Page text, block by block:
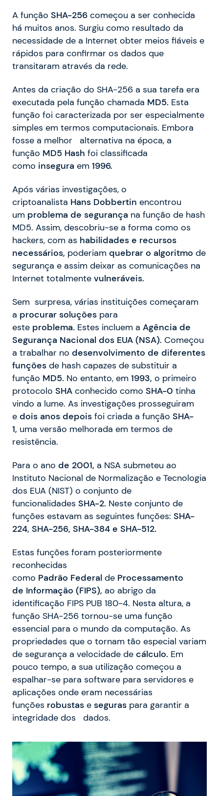
A função SHA-256 começou a ser conhecida
há muitos anos. Surgiu como resultado da
necessidade de a Internet obter meios fiáveis e
rápidos para confirmar os dados que
transitaram através da rede.
Antes da criação do SHA-256 a sua tarefa era
executada pela função chamada MD5. Esta
função foi caracterizada por ser especialmente
simples em termos computacionais. Embora
fosse a melhor alternativa na época, a
função MD5 Hash foi classificada
como insegura em 1996.
Após várias investigações, o
criptoanalista Hans Dobbertin encontrou
um problema de segurança na função de hash
MD5. Assim, descobriu-se a forma como os
hackers, com as habilidades e recursos
necessários, poderiam quebrar o algoritmo de
segurança e assim deixar as comunicações na
Internet totalmente vulneráveis.
Sem surpresa, várias instituições começaram
a procurar soluções para
este problema. Estes incluem a Agência de
Segurança Nacional dos EUA (NSA). Começou
a trabalhar no desenvolvimento de diferentes
funções de hash capazes de substituir a
função MD5. No entanto, em 1993, o primeiro
protocolo SHA conhecido como SHA-0 tinha
vindo a lume. As investigações prosseguiram
e dois anos depois foi criada a função SHA-
1, uma versão melhorada em termos de
resistência.
Para o ano de 2001, a NSA submeteu ao
Instituto Nacional de Normalização e Tecnologia
dos EUA (NIST) o conjunto de
funcionalidades SHA-2. Neste conjunto de
funções estavam as seguintes funções: SHA-
224, SHA-256, SHA-384 e SHA-512.
Estas funções foram posteriormente
reconhecidas
como Padrão Federal de Processamento
de Informação (FIPS), ao abrigo da
identificação FIPS PUB 180-4. Nesta altura, a
função SHA-256 tornou-se uma função
essencial para o mundo da computação. As
propriedades que o tornam tão especial variam
de segurança a velocidade de cálculo. Em
pouco tempo, a sua utilização começou a
espalhar-se para software para servidores e
aplicações onde eram necessárias
funções robustas e seguras para garantir a
integridade dos dados.